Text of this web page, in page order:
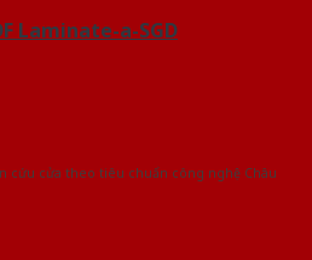
Laminate-a-SGD
cứu cửa theo tiêu chuẩn công nghệ Châu